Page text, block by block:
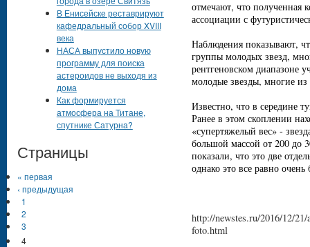
отмечают, что полученная
ассоциации с
Наблюдения показывают,
группы молодых звезд,
рентгеновском диапазоне
молодые звезды, многие
Известно, что в середине
Ранее в этом скоплении
«супертяжелый вес» -
большой массой от 200 до
показали, что это две
однако это все равно
http://newstes.ru/2016/12/
foto.html
В Енисейске реставрируют
кафедральный собор XVIII
века
НАСА выпустило новую
программу для поиска
астероидов не выходя из
дома
Как формируется
атмосфера на Титане,
спутнике Сатурна?
Страницы
« первая
‹ предыдущая
1
2
3
4